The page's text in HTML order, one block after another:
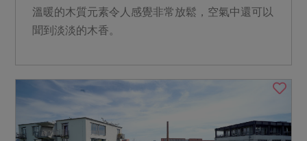
溫暖的木質元素令人感覺非常放鬆，空氣中還可以
聞到淡淡的木香。